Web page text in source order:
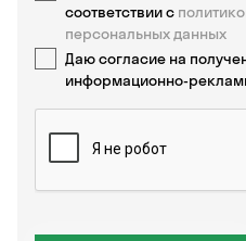
соответствии с
персональных данных
Даю согласие на
информационно-